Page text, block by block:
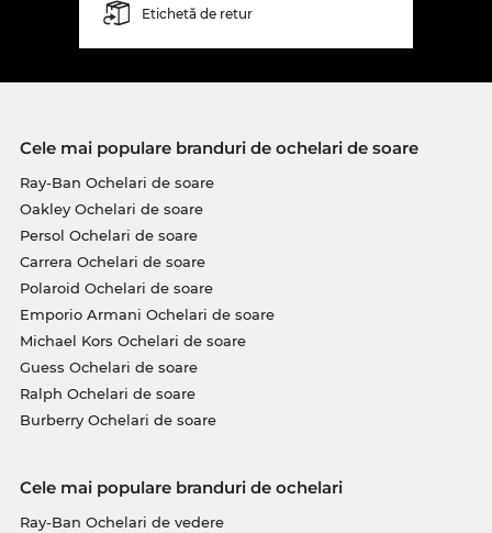
Etichetă de retur
Cele mai populare branduri de ochelari de soare
Ray-Ban Ochelari de soare
Oakley Ochelari de soare
Persol Ochelari de soare
Carrera Ochelari de soare
Polaroid Ochelari de soare
Emporio Armani Ochelari de soare
Michael Kors Ochelari de soare
Guess Ochelari de soare
Ralph Ochelari de soare
Burberry Ochelari de soare
Cele mai populare branduri de ochelari
Ray-Ban Ochelari de vedere